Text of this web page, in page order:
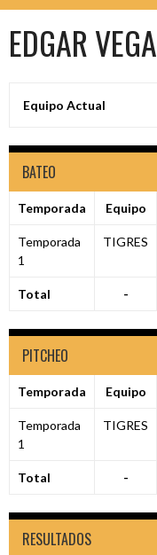
EDGAR VEGA
Equipo Actual
BATEO
Temporada Equipo
Temporada
1
TIGRES
Total -
PITCHEO
Temporada Equipo
Temporada
1
TIGRES
Total -
RESULTADOS